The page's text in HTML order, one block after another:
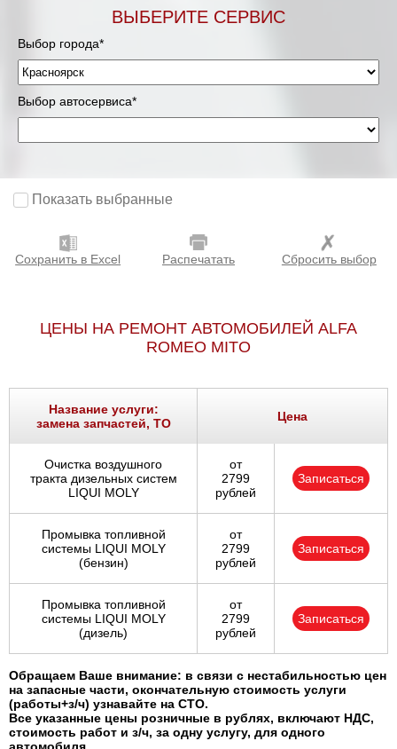
ВЫБЕРИТЕ СЕРВИС
Выбор города*
Выбор автосервиса*
Показать выбранные
Сохранить в Excel Распечатать Сбросить выбор
ЦЕНЫ НА РЕМОНТ АВТОМОБИЛЕЙ ALFA
ROMEO MITO
Название услуги:
замена запчастей, ТО
Цена
Очистка воздушного
тракта дизельных систем
LIQUI MOLY
от
2799
рублей
Записаться
Промывка топливной
системы LIQUI MOLY
(бензин)
от
2799
рублей
Записаться
Промывка топливной
системы LIQUI MOLY
(дизель)
от
2799
рублей
Записаться
Обращаем Ваше внимание: в связи с нестабильностью цен
на запасные части, окончательную стоимость услуги
(работы+з/ч) узнавайте на СТО.
Все указанные цены розничные в рублях, включают НДС,
стоимость работ и з/ч, за одну услугу, для одного